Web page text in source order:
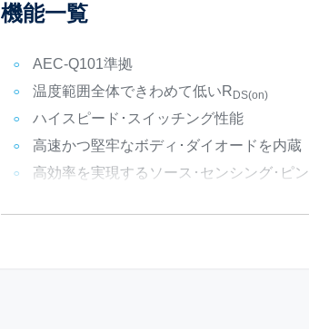
機能一覧
AEC-Q101準拠
温度範囲全体できわめて低いR DS(on)
ハイスピード･スイッチング性能
高速かつ堅牢なボディ･ダイオードを内蔵
高効率を実現するソース･センシング･ピン